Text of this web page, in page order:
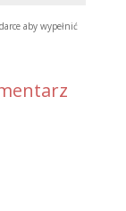
aby wypełnić